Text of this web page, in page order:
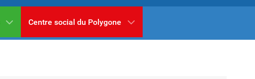
Centre social du Polygone